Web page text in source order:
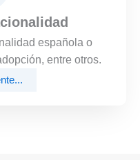
española o
entre otros.